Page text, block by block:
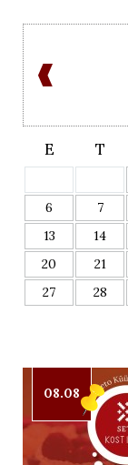
E T
6
7
13
14
20
21
27
28
08.08